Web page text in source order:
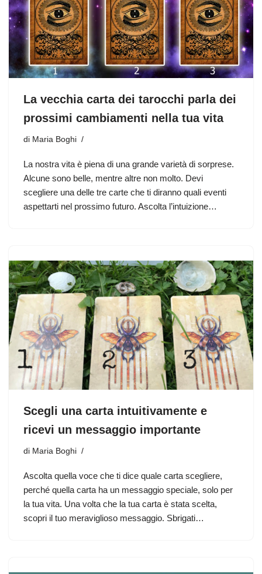
La vecchia carta dei tarocchi parla dei
prossimi cambiamenti nella tua vita
di Maria Boghi
La nostra vita è piena di una grande varietà di sorprese.
Alcune sono belle, mentre altre non molto. Devi
scegliere una delle tre carte che ti diranno quali eventi
aspettarti nel prossimo futuro. Ascolta l’intuizione…
Scegli una carta intuitivamente e
ricevi un messaggio importante
di Maria Boghi
Ascolta quella voce che ti dice quale carta scegliere,
perché quella carta ha un messaggio speciale, solo per
la tua vita. Una volta che la tua carta è stata scelta,
scopri il tuo meraviglioso messaggio. Sbrigati…